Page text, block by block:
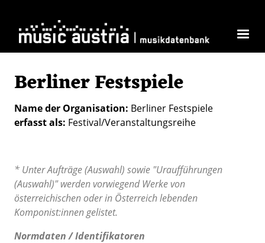
Berliner Festspiele
Name der Organisation Berliner Festspiele
erfasst als Festival/Veranstaltungsreihe
* Unter Aufträge (Auswahl) sowie "Uraufführungen
(Auswahl)" werden vorwiegend Werke von
österreichischen oder in Österreich lebenden
Komponist:innen gelistet.
Normdaten / Identifikatoren